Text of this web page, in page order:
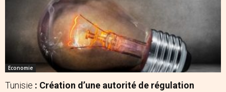
Economie
Tunisie : Création d’une autorité de régulation